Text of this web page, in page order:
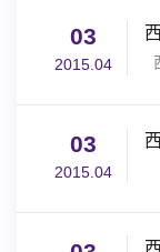
03
2015.04
03
2015.04